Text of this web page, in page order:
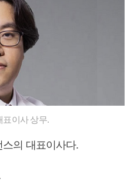
표이사 상무.
의 대표이사다.